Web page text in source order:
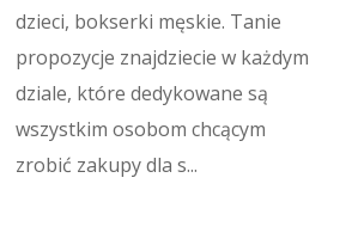
dzieci, bokserki męskie. Tanie
propozycje znajdziecie w każdym
dziale, które dedykowane są
wszystkim osobom chcącym
zrobić zakupy dla s...